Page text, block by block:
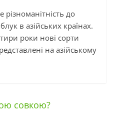
різноманітність до
в азійських країнах.
роки нові сорти
на азійському
совкою?